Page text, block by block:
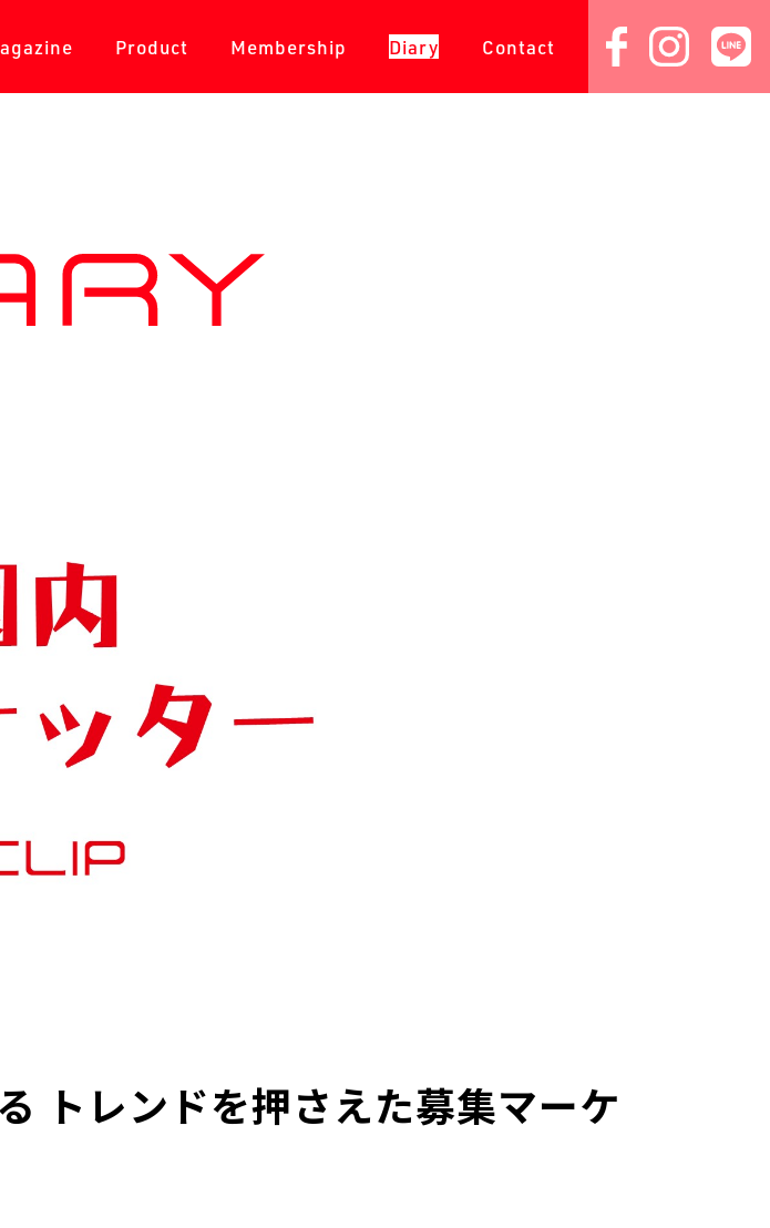
Product Membership Diary Contact
トレンドを押さえた募集マーケ